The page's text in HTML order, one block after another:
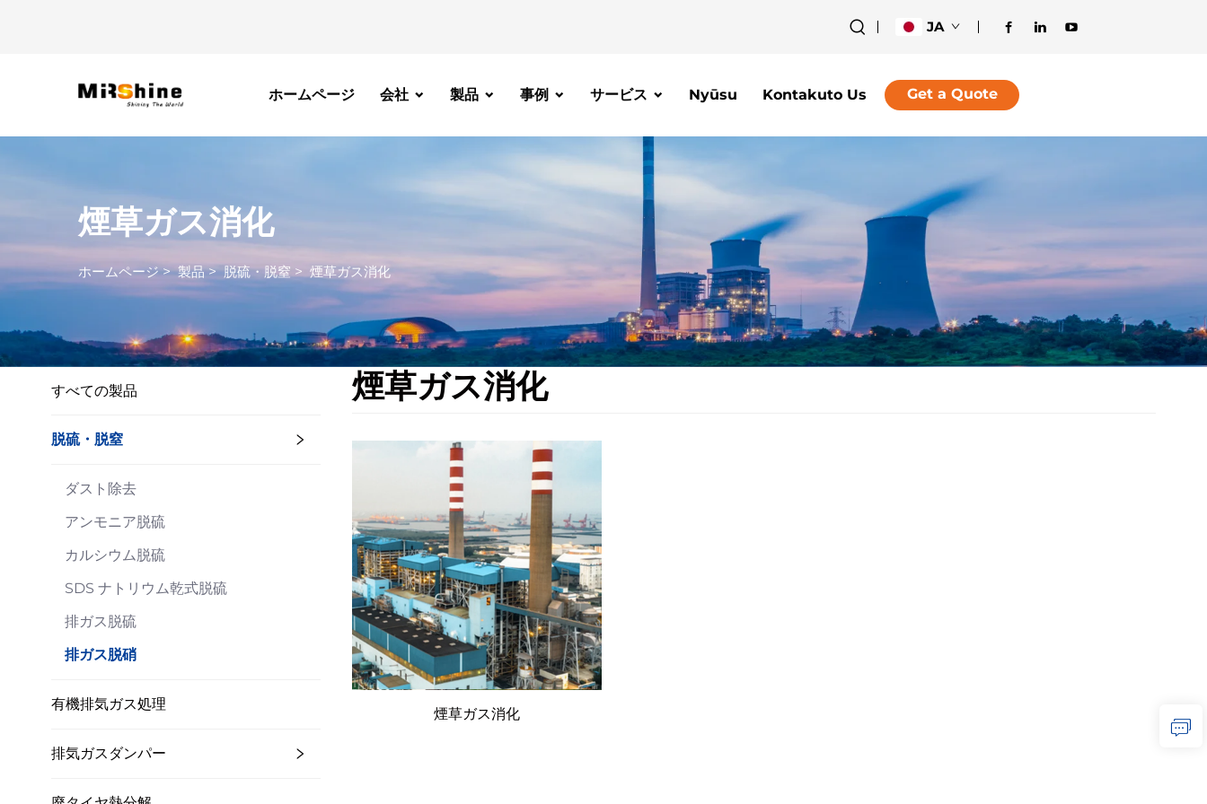
JA
ホームページ 会社 製品 事例 サービス Nyūsu Kontakuto Us Get a Quote
煙草ガス消化
ホームページ>製品>脱硫・脱窒 > 煙草ガス消化
すべての製品
脱硫・脱窒
ダスト除去
アンモニア脱硫
カルシウム脱硫
SDS ナトリウム乾式脱硫
排ガス脱硫
排ガス脱硝
有機排気ガス処理
排気ガスダンパー
煙草ガス消化
煙草ガス消化